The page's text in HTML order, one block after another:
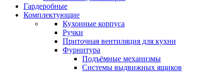
Гардеробные
Комплектующие
Кухонные корпуса
Ручки
Приточная вентиляция для кухни
Фурнитура
Подъёмные механизмы
Системы выдвижных ящиков